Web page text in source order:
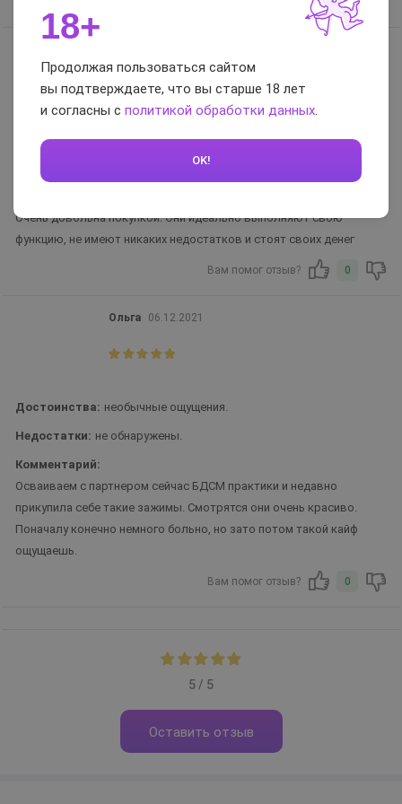
Достоинства: отличное качество, привлекательный дизайн.
Очень довольна покупкой. Они идеально выполняют свою
функцию, не имеют никаких недостатков и стоят своих денег
Вам помог отзыв? 0
Ольга 06.12.2021
Достоинства: необычные ощущения.
Недостатки: не обнаружены.
Комментарий:
Осваиваем с партнером сейчас БДСМ практики и недавно
прикупила себе такие зажимы. Смотрятся они очень красиво.
Поначалу конечно немного больно, но зато потом такой кайф
ощущаешь.
Вам помог отзыв? 0
5 / 5
Оставить отзыв
18+
Продолжая пользоваться сайтом
вы подтверждаете, что вы старше 18 лет
и согласны с политикой обработки данных
OK!